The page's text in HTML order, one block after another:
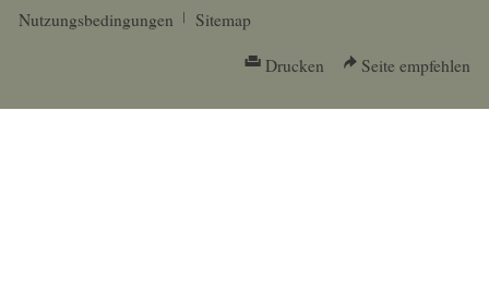
Nutzungsbedingungen Sitemap
Drucken Seite empfehlen